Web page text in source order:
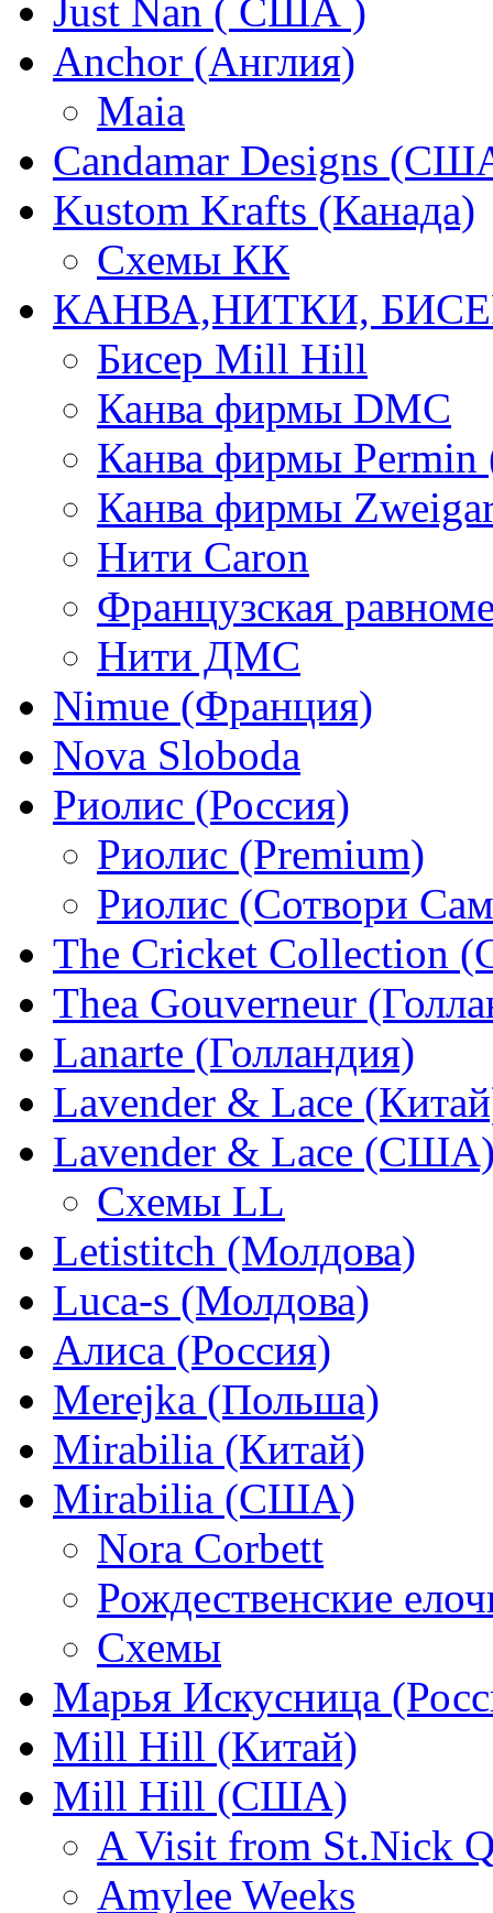
Just Nan ( США )
Anchor (Англия)
Maia
Candamar Designs
Kustom Krafts (Канада)
Схемы КК
КАНВА,НИТКИ,
Бисер Mill Hill
Канва фирмы DMC
Канва фирмы Permin
Канва фирмы
Нити Caron
Французская
Нити ДМС
Nimue (Франция)
Nova Sloboda
Риолис (Россия)
Риолис (Premium)
Риолис (Сотвори
The Cricket Collection
Thea Gouverneur
Lanarte (Голландия)
Lavender & Lace
Lavender & Lace
Схемы LL
Letistitch (Молдова)
Luca-s (Молдова)
Алиса (Россия)
Merejka (Польша)
Mirabilia (Китай)
Mirabilia (США)
Nora Corbett
Рождественские
Схемы
Марья Искусница
Mill Hill (Китай)
Mill Hill (США)
A Visit from St.Nick
Amylee Weeks